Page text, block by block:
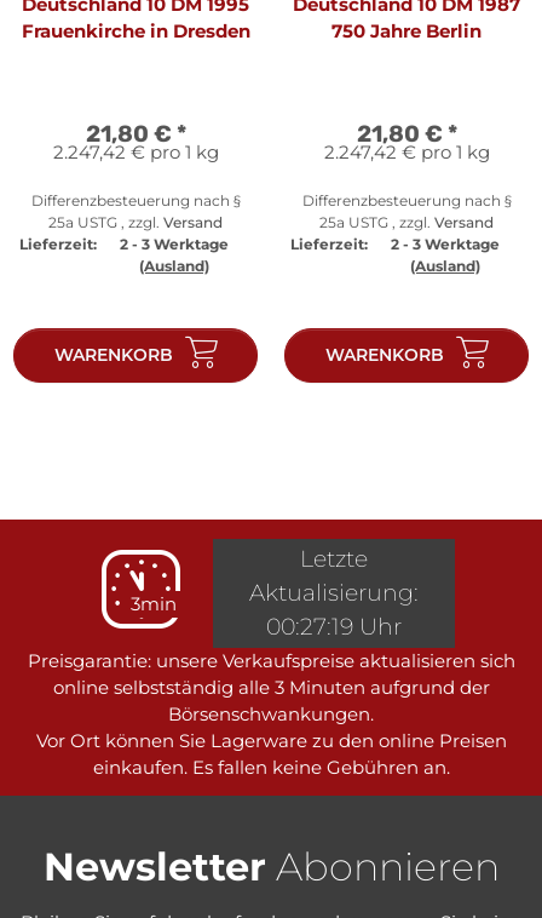
Frauenkirche in Dresden
21,80 € *
2.247,42 € pro 1 kg
Differenzbesteuerung nach §
25a USTG , zzgl. Versand
Lieferzeit:
2 - 3 Werktage
(Ausland)
WARENKORB
750 Jahre Berlin
21,80 € *
2.247,42 € pro 1 kg
Differenzbesteuerung nach §
25a USTG , zzgl. Versand
Lieferzeit:
2 - 3 Werktage
(Ausland)
WARENKORB
3min
Preisgarantie: unsere Verkaufspreise aktualisieren sich
online selbstständig alle 3 Minuten aufgrund der
Börsenschwankungen.
Vor Ort können Sie Lagerware zu den online Preisen
einkaufen. Es fallen keine Gebühren an.
Letzte
Aktualisierung:
00:27:19 Uhr
Newsletter Abonnieren